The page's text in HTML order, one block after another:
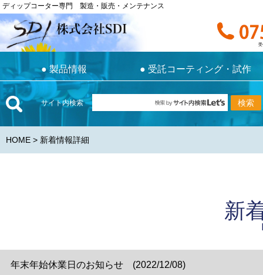
ディップコーター専門 製造・販売・メンテナンス
受
●製品情報 ● 受託コーティング・試作
ディップコーター専門 製造・販売・メンテナンス
受付時間
●製品情報 受託コーティング・試作
サイト内検索
HOME> 新着情報詳細
新
年末年始休業日のお知らせ (2022/12/08)